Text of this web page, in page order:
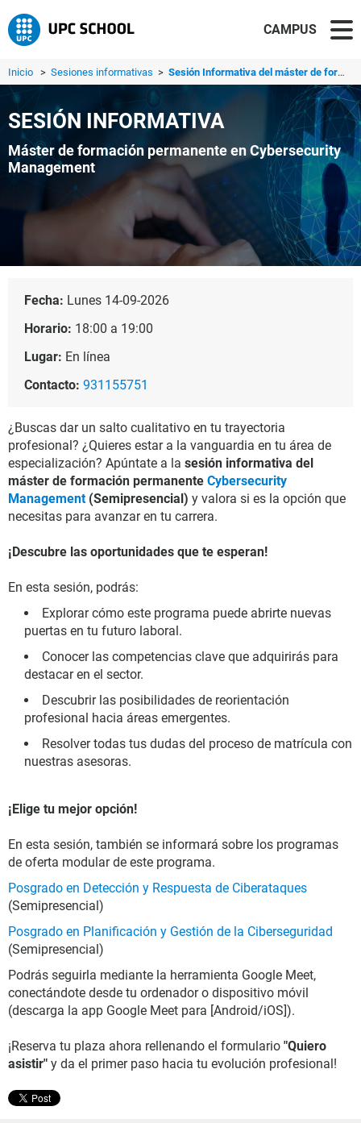
CAMPUS
Inicio > Sesiones informativas > Sesión Informativa del máster de formación permanente en ...
SESIÓN INFORMATIVA
Máster de formación permanente en Cybersecurity
Management
Fecha: Lunes 14-09-2026
Horario: 18:00 a 19:00
Lugar: En línea
Contacto: 931155751
¿Buscas dar un salto cualitativo en tu trayectoria
profesional? ¿Quieres estar a la vanguardia en tu área de
especialización? Apúntate a la sesión informativa del
máster de formación permanente Cybersecurity
Management(Semipresencial) y valora si es la opción que
necesitas para avanzar en tu carrera.
¡Descubre las oportunidades que te esperan!
En esta sesión, podrás:
Explorar cómo este programa puede abrirte nuevas
puertas en tu futuro laboral.
Conocer las competencias clave que adquirirás para
destacar en el sector.
Descubrir las posibilidades de reorientación
profesional hacia áreas emergentes.
Resolver todas tus dudas del proceso de matrícula con
nuestras asesoras.
¡Elige tu mejor opción!
En esta sesión, también se informará sobre los programas
de oferta modular de este programa.
Posgrado en Detección y Respuesta de Ciberataques
(Semipresencial)
Posgrado en Planificación y Gestión de la Ciberseguridad
(Semipresencial)
Podrás seguirla mediante la herramienta Google Meet,
conectándote desde tu ordenador o dispositivo móvil
(descarga la app Google Meet para [Android/iOS]).
¡Reserva tu plaza ahora rellenando el formulario "Quiero
asistir" y da el primer paso hacia tu evolución profesional!